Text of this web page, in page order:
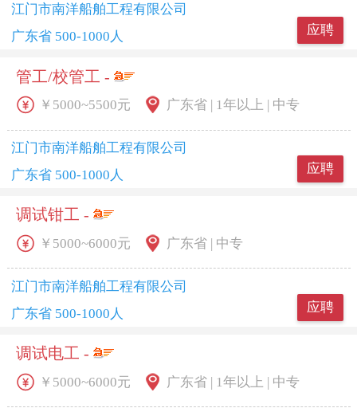
应聘
江门市南洋船舶工程有限公司
广东省 500-1000人
管工/校管工 -
应聘
￥5000~5500元 广东省 | 1年以上 | 中专
江门市南洋船舶工程有限公司
广东省 500-1000人
调试钳工 -
应聘
￥5000~6000元 广东省 | 中专
江门市南洋船舶工程有限公司
广东省 500-1000人
调试电工 -
￥5000~6000元 广东省 | 1年以上 | 中专